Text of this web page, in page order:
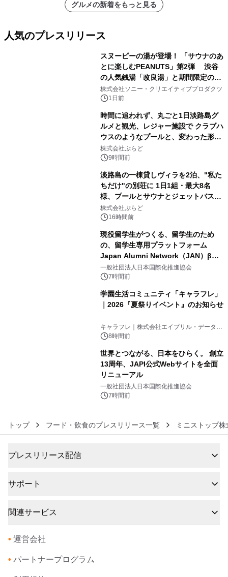
グルメの新着をもっと見る
人気のプレスリリース
スヌーピーの湯が登場！ 「サウナのあ
とに楽しむPEANUTS」第2弾 渋谷
の人気銭湯「改良湯」と期間限定のコ
ラボレーション サウナイキタイコラ
ボグッズも発売決定！
株式会社ソニー・クリエイティブプロダクツ
1日前
時間に追われず、丸ごと1日淡路島グ
ルメと観光、レジャー施設で クラブハ
ウスのようなプールと、変わった形の
サウナも 「THE BOXY AWAJI」のお
得な素泊まり連泊プランで
株式会社ぷらど
9時間前
淡路島の一棟貸しヴィラを2泊、"私た
ちだけ"の別荘に 1日1組・最大8名
様、プールとサウナとジェットバス付
きで Villa Mon Temps AWAJIの連泊
素泊りプラン
株式会社ぷらど
16時間前
現役留学生がつくる、留学生のため
の、留学生専用プラットフォーム
Japan Alumni Network（JAN）β版
をリリース
一般社団法人日本国際化推進協会
7時間前
学園生活コミュニティ「キャラフレ」
｜2026『夏祭りイベント』のお知らせ
キャラフレ｜株式会社エイプリル・データ・
デザインズ
8時間前
世界とつながる、日本をひらく。 創立
13周年、JAPI公式Webサイトを全面
リニューアル
一般社団法人日本国際化推進協会
7時間前
トップ フード・飲食のプレスリリース一覧 ミニストップ
プレスリリース配信
サポート
関連サービス
• 運営会社
• パートナープログラム